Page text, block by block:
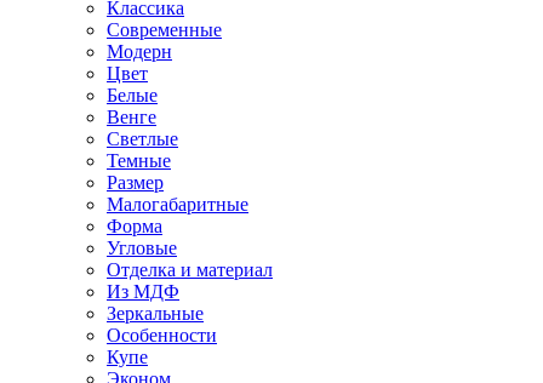
Классика
Современные
Модерн
Цвет
Белые
Венге
Светлые
Темные
Размер
Малогабаритные
Форма
Угловые
Отделка и материал
Из МДФ
Зеркальные
Особенности
Купе
Эконом